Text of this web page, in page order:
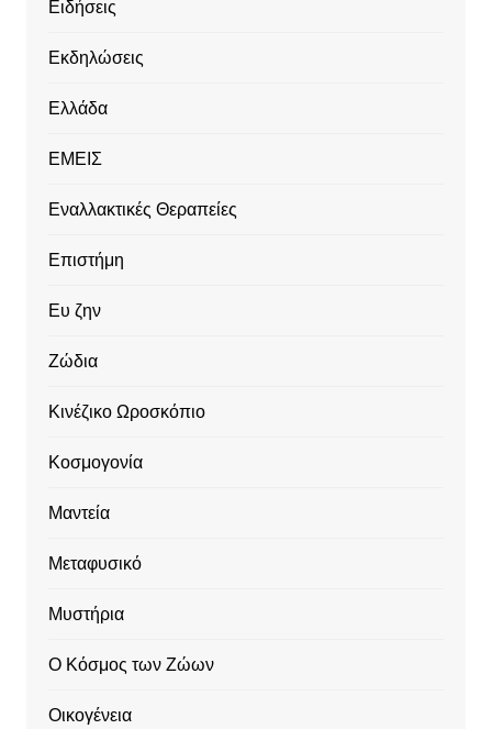
Ειδήσεις
Εκδηλώσεις
Ελλάδα
ΕΜΕΙΣ
Εναλλακτικές Θεραπείες
Επιστήμη
Ευ ζην
Ζώδια
Κινέζικο Ωροσκόπιο
Κοσμογονία
Μαντεία
Μεταφυσικό
Μυστήρια
Ο Κόσμος των Ζώων
Οικογένεια